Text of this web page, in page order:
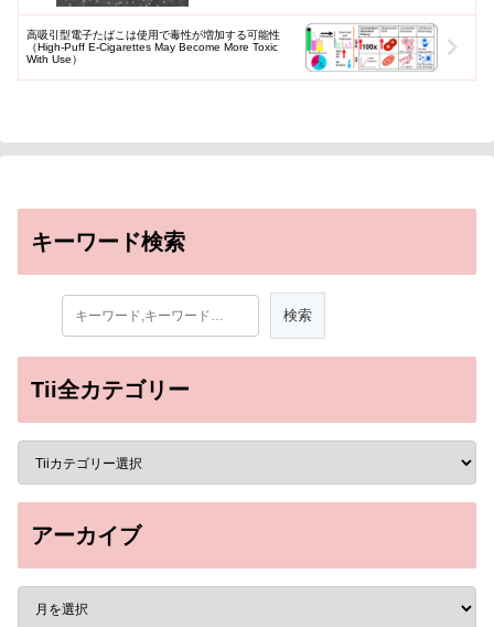
高吸引型電子たばこは使用で毒性が増加する可能性
（High-Puff E-Cigarettes May Become More Toxic
With Use）
キーワード検索
Tii全カテゴリー
アーカイブ